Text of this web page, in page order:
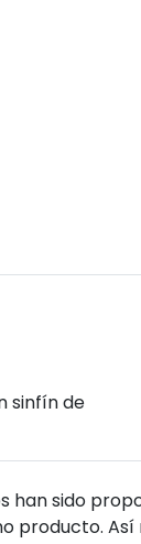
sinfín de
sido
producto.